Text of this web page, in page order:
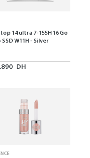
14 ultra 7-155H 16 Go
SSD W11H - Silver
DH